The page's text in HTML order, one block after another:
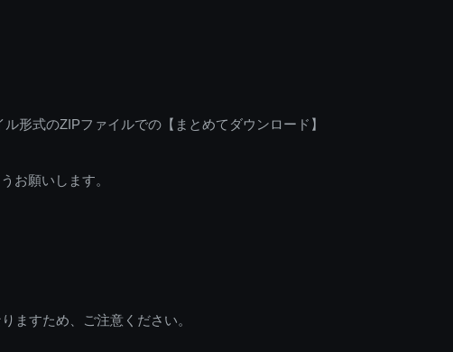
形式のZIPファイルでの【まとめてダウンロード】
お願いします。
ますため、ご注意ください。